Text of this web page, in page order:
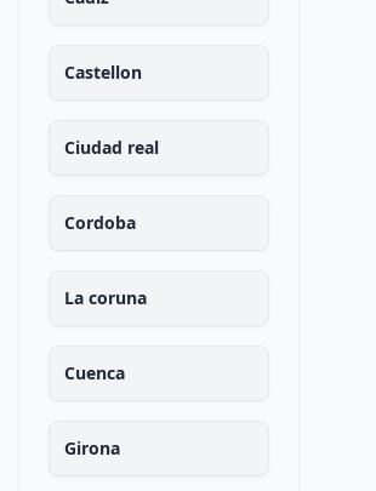
Castellon
Ciudad real
Cordoba
La coruna
Cuenca
Girona